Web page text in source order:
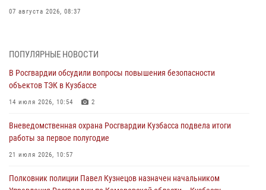
07 августа 2026, 08:37
Росгвардейцы обеспечили безопасность «Поезда Победы» в
Кузбассе
Генерал-полковник Олег Плохой поздравил специалистов
организационно-штатных подразделений Росгвардии с
07 августа 2026, 05:32
ПОПУЛЯРНЫЕ НОВОСТИ
В Росгвардии обсудили вопросы повышения безопасности
объектов ТЭК в Кузбассе
14 июля 2026, 10:54 2
Вневедомственная охрана Росгвардии Кузбасса подвела итоги
работы за первое полугодие
21 июля 2026, 10:57
Полковник полиции Павел Кузнецов назначен начальником